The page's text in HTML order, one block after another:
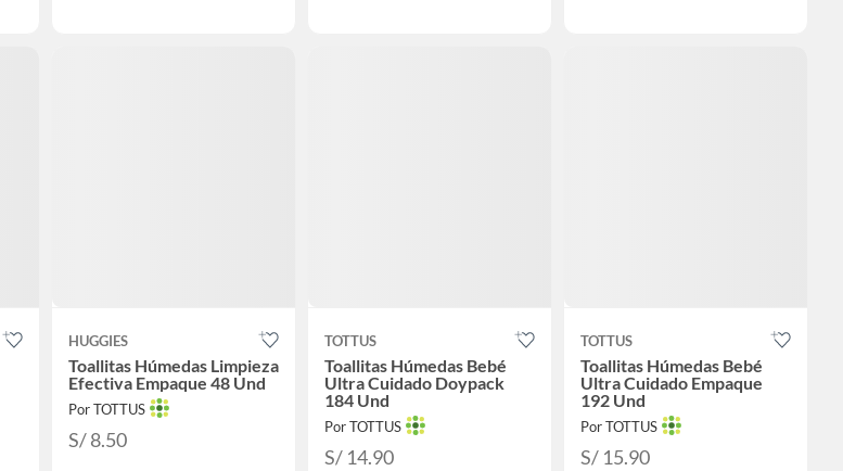
HUGGIES
Toallitas Húmedas Limpieza
Efectiva Empaque 48 Und
Por TOTTUS
S/ 8.50
TOTTUS
Toallitas Húmedas Bebé
Ultra Cuidado Doypack
184 Und
Por TOTTUS
S/ 14.90
TOTTUS
Toallitas Húmedas Bebé
Ultra Cuidado Empaque
192 Und
Por TOTTUS
S/ 15.90